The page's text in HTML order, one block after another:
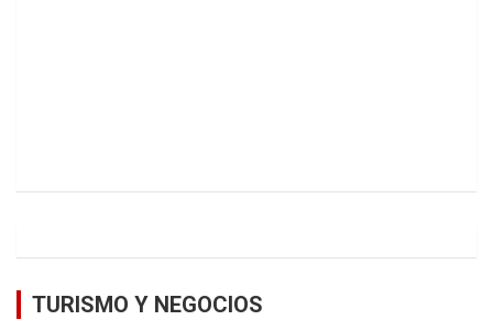
TURISMO Y NEGOCIOS